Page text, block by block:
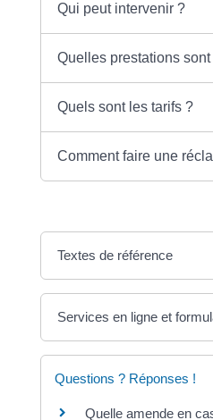
Qui peut intervenir ?
Quelles prestations
Quels sont les tarifs ?
Comment faire une
Textes de référence
Services en ligne et
Questions ? Réponses !
Quelle amende en